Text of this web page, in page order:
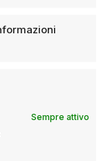
Sempre attivo